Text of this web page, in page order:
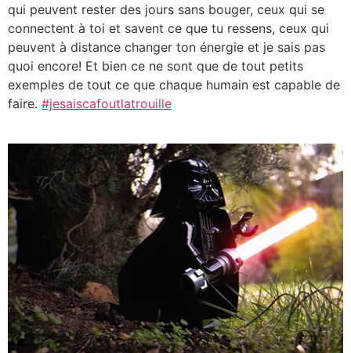
qui peuvent rester des jours sans bouger, ceux qui se
connectent à toi et savent ce que tu ressens, ceux qui
peuvent à distance changer ton énergie et je sais pas
quoi encore! Et bien ce ne sont que de tout petits
exemples de tout ce que chaque humain est capable de
faire. #jesaiscafoutlatrouille